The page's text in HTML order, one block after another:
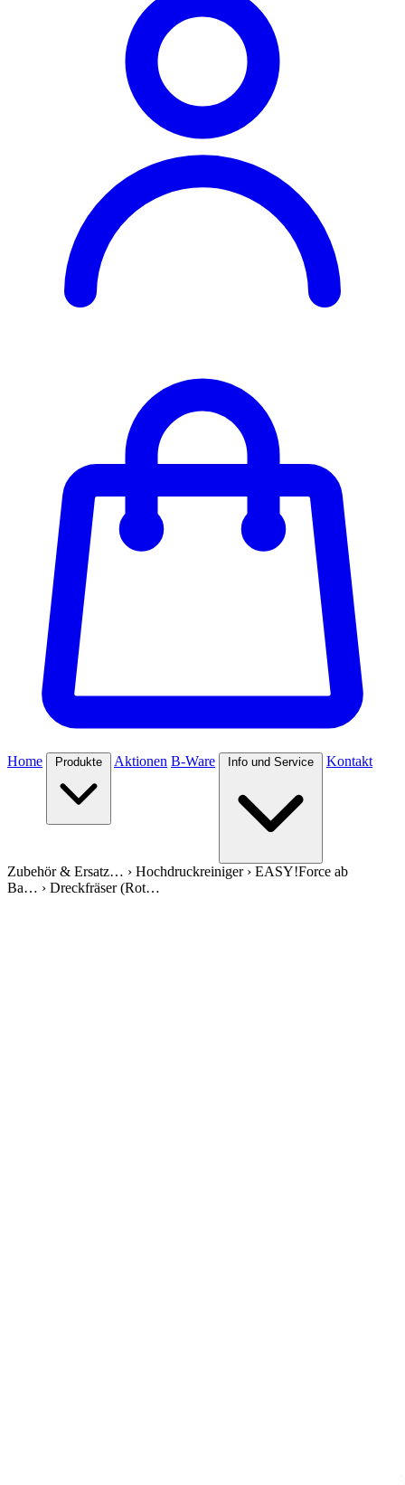
Home Produkte Aktionen B-Ware Info und Service Kontakt
Zubehör & Ersatz… › Hochdruckreiniger› EASY!Force ab
Ba… › Dreckfräser (Rot…